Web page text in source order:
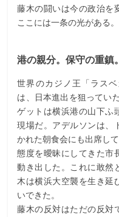
藤木の闘いは今の政治を
ここには一条の光がある。
港の親分。保守の重鎮。
世界のカジノ王「ラス
は、日本進出を狙ってい
ゲットは横浜港の山下ふ
現場だ。アデルソンは、
かれた朝食会にも出席して
態度を曖昧にしてきた市
動き出した。これに敢然
木は横浜大空襲を生き延
いできた。
藤木の反対はただの反対